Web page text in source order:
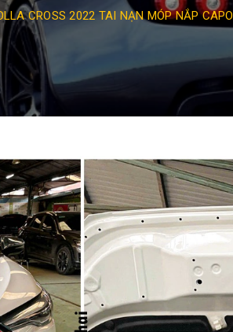
CROSS 2022 TAI NẠN MÓP NẮP CAPO